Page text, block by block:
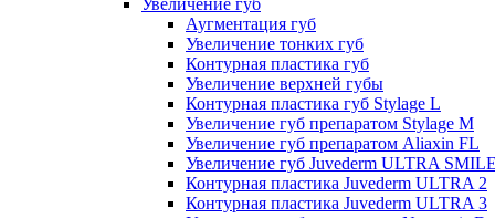
Увеличение губ
Аугментация губ
Увеличение тонких губ
Контурная пластика губ
Увеличение верхней губы
Контурная пластика губ Stylage L
Увеличение губ препаратом Stylage M
Увеличение губ препаратом Aliaxin FL
Увеличение губ Juvederm ULTRA
Контурная пластика Juvederm ULTRA 2
Контурная пластика Juvederm ULTRA 3